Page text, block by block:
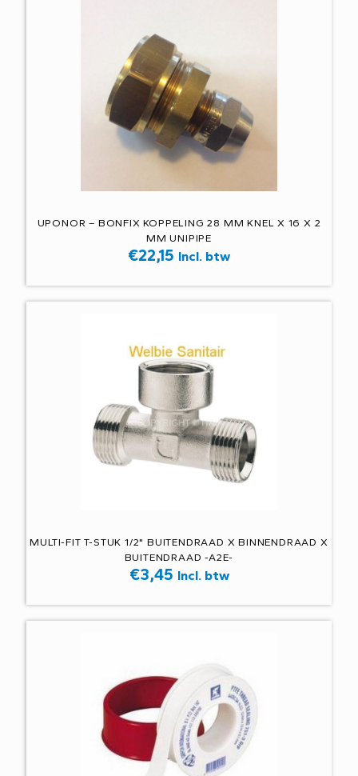
UPONOR – BONFIX KOPPELING 28 MM KNEL X 16 X 2
MM UNIPIPE
€22,15 Incl. btw
MULTI-FIT T-STUK 1/2" BUITENDRAAD X BINNENDRAAD X
BUITENDRAAD -A2E-
€3,45 Incl. btw